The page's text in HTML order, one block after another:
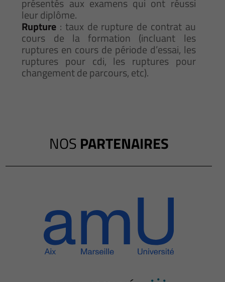
présentés aux examens qui ont réussi
leur diplôme.
Rupture : taux de rupture de contrat au
cours de la formation (incluant les
ruptures en cours de période d’essai, les
ruptures pour cdi, les ruptures pour
changement de parcours, etc).
NOS PARTENAIRES